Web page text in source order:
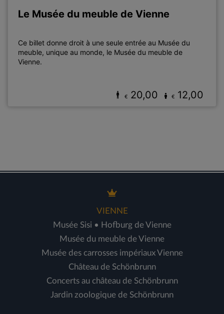
Le Musée du meuble de Vienne
Ce billet donne droit à une seule entrée au Musée du
meuble, unique au monde, le Musée du meuble de
Vienne.
€ 20,00 € 12,00
VIENNE
Musée Sisi • Hofburg de Vienne
Musée du meuble de Vienne
Musée des carrosses impériaux Vienne
Château de Schönbrunn
Concerts au château de Schönbrunn
Jardin zoologique de Schönbrunn